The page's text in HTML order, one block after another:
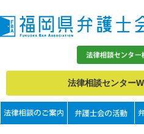
法律相談センター